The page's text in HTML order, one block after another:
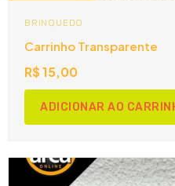
BRINQUEDO
Carrinho Transparente
R$15,00
ADICIONAR AO